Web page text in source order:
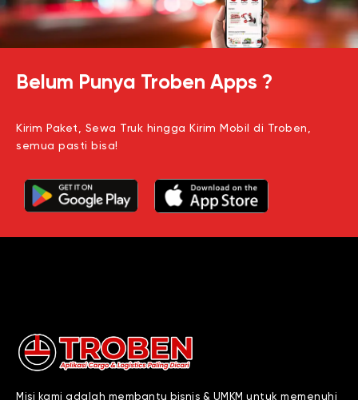
Belum Punya Troben Apps ?
Kirim Paket, Sewa Truk hingga Kirim Mobil di Troben,
semua pasti bisa!
Misi kami adalah membantu bisnis & UMKM untuk memenuhi